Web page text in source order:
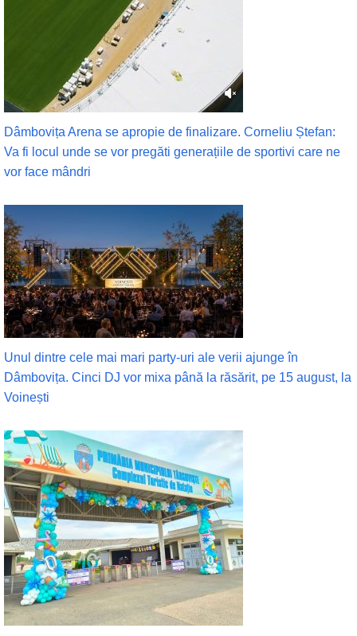
Dâmbovița Arena se apropie de finalizare. Corneliu Ștefan:
Va fi locul unde se vor pregăti generațiile de sportivi care ne
vor face mândri
Unul dintre cele mai mari party-uri ale verii ajunge în
Dâmbovița. Cinci DJ vor mixa până la răsărit, pe 15 august, la
Voinești